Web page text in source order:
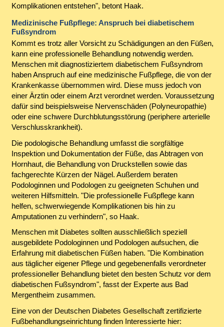
Komplikationen entstehen", betont Haak.
Medizinische Fußpflege: Anspruch bei diabetischem
Fußsyndrom
Kommt es trotz aller Vorsicht zu Schädigungen an den Füßen,
kann eine professionelle Behandlung notwendig werden.
Menschen mit diagnostiziertem diabetischem Fußsyndrom
haben Anspruch auf eine medizinische Fußpflege, die von der
Krankenkasse übernommen wird. Diese muss jedoch von
einer Ärztin oder einem Arzt verordnet werden. Voraussetzung
dafür sind beispielsweise Nervenschäden (Polyneuropathie)
oder eine schwere Durchblutungsstörung (periphere arterielle
Verschlusskrankheit).
Die podologische Behandlung umfasst die sorgfältige
Inspektion und Dokumentation der Füße, das Abtragen von
Hornhaut, die Behandlung von Druckstellen sowie das
fachgerechte Kürzen der Nägel. Außerdem beraten
Podologinnen und Podologen zu geeigneten Schuhen und
weiteren Hilfsmitteln. "Die professionelle Fußpflege kann
helfen, schwerwiegende Komplikationen bis hin zu
Amputationen zu verhindern", so Haak.
Menschen mit Diabetes sollten ausschließlich speziell
ausgebildete Podologinnen und Podologen aufsuchen, die
Erfahrung mit diabetischen Füßen haben. "Die Kombination
aus täglicher eigener Pflege und gegebenenfalls verordneter
professioneller Behandlung bietet den besten Schutz vor dem
diabetischen Fußsyndrom", fasst der Experte aus Bad
Mergentheim zusammen.
Eine von der Deutschen Diabetes Gesellschaft zertifizierte
Fußbehandlungseinrichtung finden Interessierte hier: